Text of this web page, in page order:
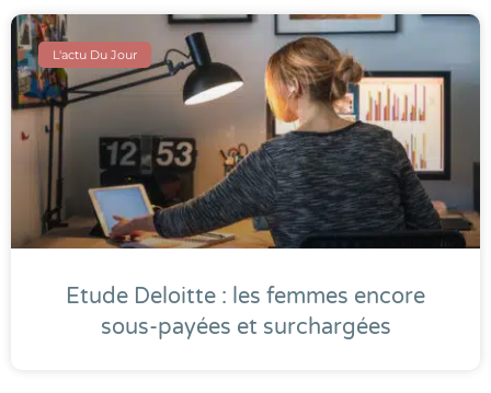
L'actu Du Jour
Etude Deloitte : les femmes encore
sous-payées et surchargées